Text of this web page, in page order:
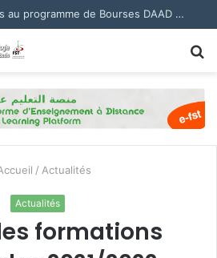
Appel à candidatures au programme de Bourses DAAD 2027.
/ Actualités
Actualités
formations